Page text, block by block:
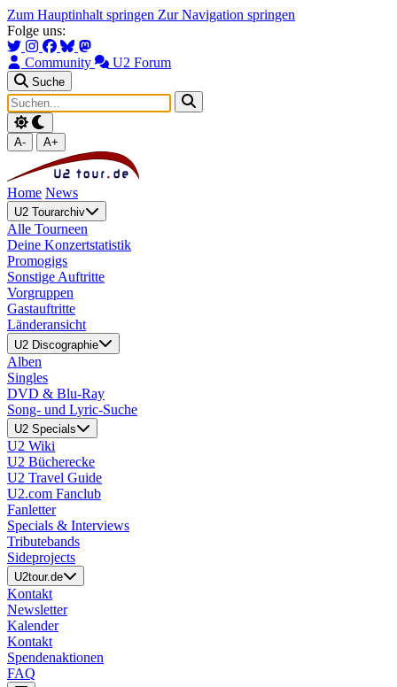
Zum Hauptinhalt springen Zur Navigation springen
Folge uns:
Community U2 Forum
Suche
A- A+
Home News
U2 Tourarchiv
Alle Tourneen
Deine Konzertstatistik
Promogigs
Sonstige Auftritte
Vorgruppen
Gastauftritte
Länderansicht
U2 Discographie
Alben
Singles
DVD & Blu-Ray
Song- und Lyric-Suche
U2 Specials
U2 Wiki
U2 Bücherecke
U2 Travel Guide
U2.com Fanclub
Fanletter
Specials & Interviews
Tributebands
Sideprojects
U2tour.de
Kontakt
Newsletter
Kalender
Kontakt
Spendenaktionen
FAQ